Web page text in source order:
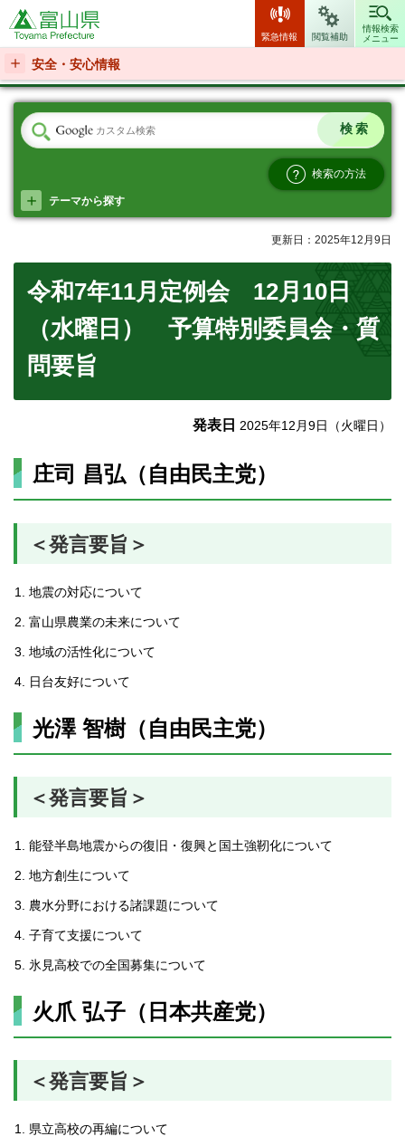
富山県
緊急情報 閲覧補助
情報検索
メニュー
安全・安心情報
検索の方法
テーマから探す
更新日：2025年12月9日
令和7年11月定例会 12月10日
（水曜日） 予算特別委員会・質
問要旨
発表日 2025年12月9日（火曜日）
庄司 昌弘（自由民主党）
＜発言要旨＞
地震の対応について
富山県農業の未来について
地域の活性化について
日台友好について
光澤 智樹（自由民主党）
＜発言要旨＞
能登半島地震からの復旧・復興と国土強靭化について
地方創生について
農水分野における諸課題について
子育て支援について
氷見高校での全国募集について
火爪 弘子（日本共産党）
＜発言要旨＞
県立高校の再編について